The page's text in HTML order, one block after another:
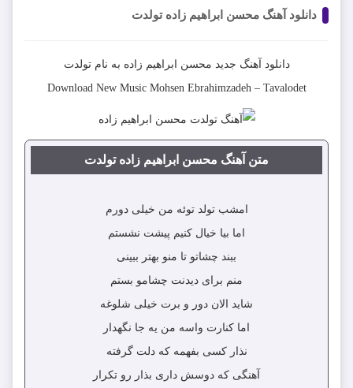
دانلود آهنگ محسن ابراهیم زاده تولدت
دانلود آهنگ جدید محسن ابراهیم زاده به نامتولدت
Download New Music Mohsen Ebrahimzadeh– Tavalodet
متن آهنگ محسن ابراهیم زاده تولدت
امشب تولد توئه من خیلی دورم
اما بیا خیال کنیم پیشت نشستم
ببند چشاتو تا منو بهتر ببینی
منم برای دیدنت چشامو بستم
شاید الان دور و برت خیلی شلوغه
اما کنارت واسه من یه جا نگهدار
نذار کسی بفهمه که دلت گرفته
آهنگی که دوسش داری بذار رو تکرار